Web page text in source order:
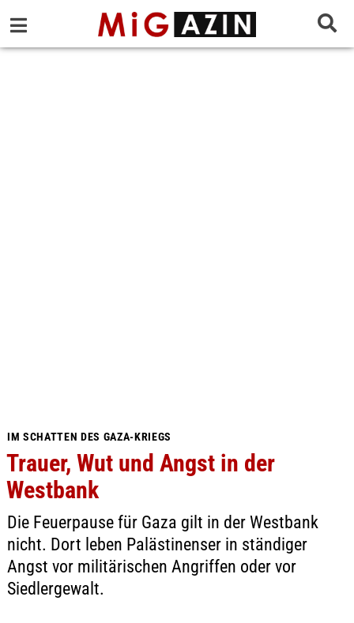
IM SCHATTEN DES GAZA-KRIEGS
Trauer, Wut und Angst in der
Westbank
Die Feuerpause für Gaza gilt in der Westbank
nicht. Dort leben Palästinenser in ständiger
Angst vor militärischen Angriffen oder vor
Siedlergewalt.